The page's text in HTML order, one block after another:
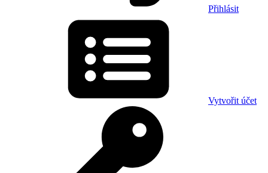
Přihlásit
Vytvořit účet